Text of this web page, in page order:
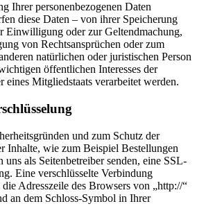
Ihrer personenbezogenen Daten
diese Daten – von ihrer Speicherung
Einwilligung oder zur Geltendmachung,
von Rechtsansprüchen oder zum
natürlichen oder juristischen Person
öffentlichen Interesses der
eines Mitgliedstaats verarbeitet werden.
und zum Schutz der
Inhalte, wie zum Beispiel Bestellungen
uns als Seitenbetreiber senden, eine SSL-
Eine verschlüsselte Verbindung
die Adresszeile des Browsers von „http://“
an dem Schloss-Symbol in Ihrer